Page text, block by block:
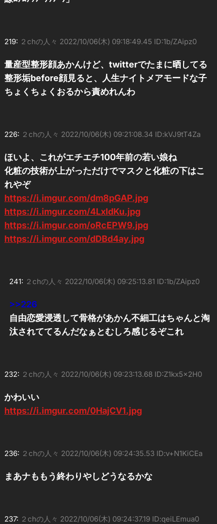
219: ２chの人々 2022/10/06(木) 09:18:49.45 ID:1b/ZAipz0
量産型整形顔あかんけど、twitterでたまに晒してる
整形垢before顔見ると、人生ナイトメアモードな子
ちょくちょくおるから責めれんわ
226: ２chの人々 2022/10/06(木) 09:21:08.34 ID:kVJ9tT4Za
ほいよ、これがエチエチ100年前の若い娘ね
化粧の技術が上がっただけでマスクと化粧の下はこ
れやぞ
https://i.imgur.com/dm8pGAP.jpg
https://i.imgur.com/4LxIdKu.jpg
https://i.imgur.com/oRcEPW9.jpg
https://i.imgur.com/dDBd4ay.jpg
241: ２chの人々 2022/10/06(木) 09:25:13.81 ID:1b/ZAipz0
>>226
自由恋愛浸透して骨格があかん不細工はちゃんと淘
汰されててるんだなぁとむしろ感じるぞこれ
232: ２chの人々 2022/10/06(木) 09:23:13.68 ID:Z1kx5x2H0
かわいい
https://i.imgur.com/0HajCV1.jpg
236: ２chの人々 2022/10/06(木) 09:24:35.53 ID:v+N1KiCEa
まあナももう終わりやしどうなるかな
237: ２chの人々 2022/10/06(木) 09:24:37.19 ID:qeiLEmua0